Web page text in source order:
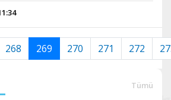
268 269 270 271 272
Tümü